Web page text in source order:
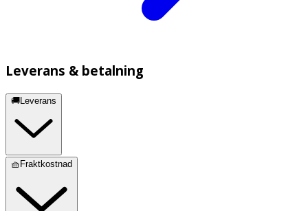
Leverans & betalning
🚚Leverans
🧺Fraktkostnad